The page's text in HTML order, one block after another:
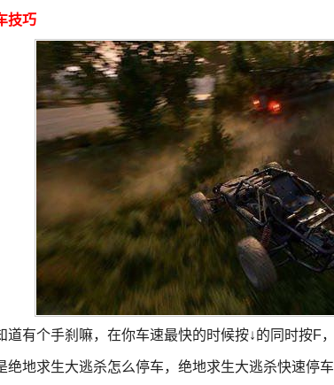
技巧
个手刹嘛，在你车速最快的时候按↓的同时按F，
求生大逃杀怎么停车，绝地求生大逃杀快速停车